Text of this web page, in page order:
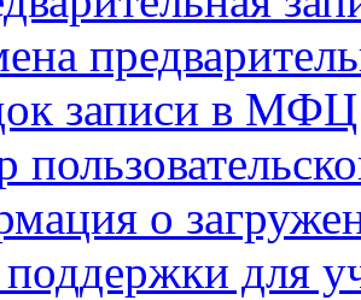
записи в МФЦ
о
для